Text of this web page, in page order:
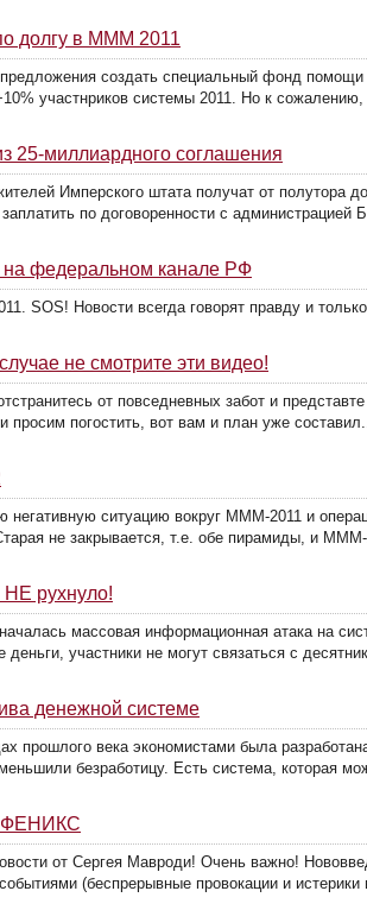
долгу в МММ 2011
создать специальный фонд
участнриков системы 2011. Но к сожалению,
25-миллиардного соглашения
Имперского штата получат от полутора
по договоренности с администрацией
федеральном канале РФ
SOS! Новости всегда говорят правду и
не смотрите эти видео!
от повседневных забот и
просим погостить, вот вам и план уже
негативную ситуацию вокруг МММ-2011 и
не закрывается, т.е. обе пирамиды, и МММ-
рухнуло!
массовая информационная атака на
деньги, участники не могут связаться с
денежной системе
прошлого века экономистами была
безработицу. Есть система, которая
ФЕНИКС
от Сергея Мавроди! Очень важно!
(беспрерывные провокации и истерики